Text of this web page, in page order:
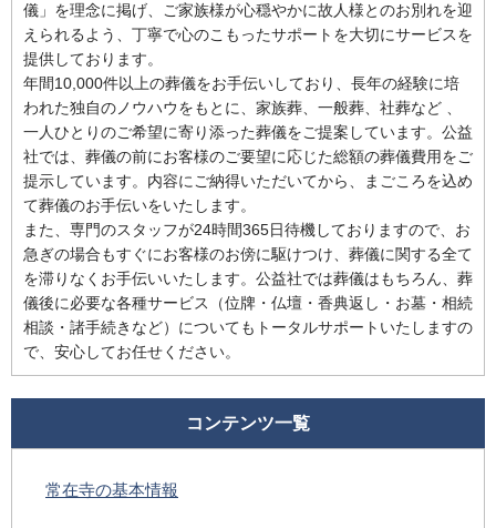
儀」を理念に掲げ、ご家族様が心穏やかに故人様とのお別れを迎
えられるよう、丁寧で心のこもったサポートを大切にサービスを
提供しております。
年間10,000件以上の葬儀をお手伝いしており、長年の経験に培
われた独自のノウハウをもとに、家族葬、一般葬、社葬など 、
一人ひとりのご希望に寄り添った葬儀をご提案しています。公益
社では、葬儀の前にお客様のご要望に応じた総額の葬儀費用をご
提示しています。内容にご納得いただいてから、まごころを込め
て葬儀のお手伝いをいたします。
また、専門のスタッフが24時間365日待機しておりますので、お
急ぎの場合もすぐにお客様のお傍に駆けつけ、葬儀に関する全て
を滞りなくお手伝いいたします。公益社では葬儀はもちろん、葬
儀後に必要な各種サービス（位牌・仏壇・香典返し・お墓・相続
相談・諸手続きなど）についてもトータルサポートいたしますの
で、安心してお任せください。
コンテンツ一覧
常在寺の基本情報